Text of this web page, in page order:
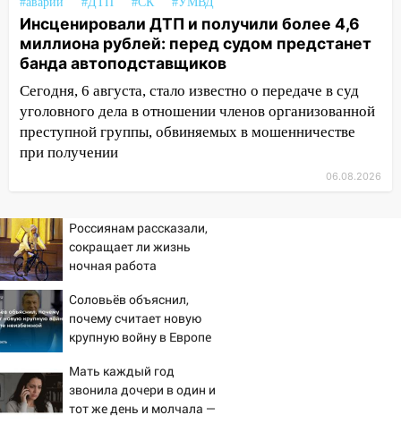
столкнулись «Лада» и Chevrolet:
пострадал 14-летний подросток
12:00 Где есть бензин в Ульяновске 7
11:50 Заснул рядом с ребёнком и
случайно задушил его: суд вынес
приговор
сарай
11:38
В Госдуме предложили отменить
ЕГЭ с 2027 года
11:25
В Ульяновске ИИ будет выявлять
нарушителей на контейнерных
площадках
11:20
Ульяновская шахматистка
Валерия Клейменова выиграла два
золота в составе сборной мира
Инсценировали ДТП и получили более 4,6
миллиона рублей: перед судом предстанет
банда автоподставщиков
Сегодня, 6 августа, стало известно о передаче в суд
уголовного дела в отношении членов организованной
преступной группы, обвиняемых в мошенничестве
при получении
06.08.2026
Россиянам рассказали,
сокращает ли жизнь
ночная работа
Соловьёв объяснил,
почему считает новую
крупную войну в Европе
Мать каждый год
звонила дочери в один и
тот же день и молчала —